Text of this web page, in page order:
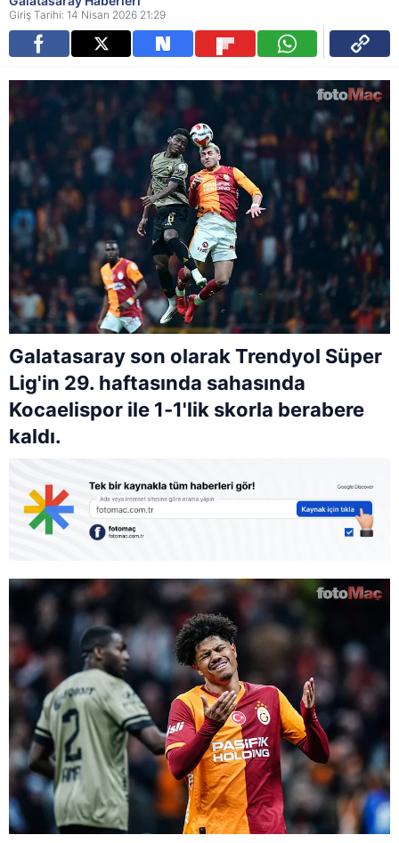
Giriş Tarihi: 14 Nisan 2026 21:29
Galatasaray son olarak Trendyol Süper
Lig'in 29. haftasında sahasında
Kocaelispor ile 1-1'lik skorla berabere
kaldı.